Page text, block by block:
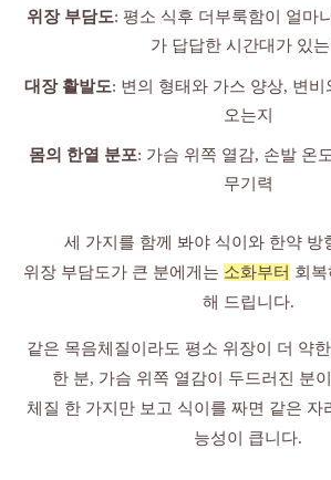
위장 부담도: 평소 식후 더부룩함이 얼마
가 답답한 시간대가 있는
대장 활발도: 변의 형태와 가스 양상, 변
오는지
몸의 한열 분포: 가슴 위쪽 열감, 손발 온
무기력
세 가지를 함께 봐야 식이와 한약 방
위장 부담도가 큰 분에게는 소화부터 회
해 드립니다.
같은 목음체질이라도 평소 위장이 더 약
한 분, 가슴 위쪽 열감이 두드러진 분
체질 한 가지만 보고 식이를 짜면 같은 자
능성이 큽니다.